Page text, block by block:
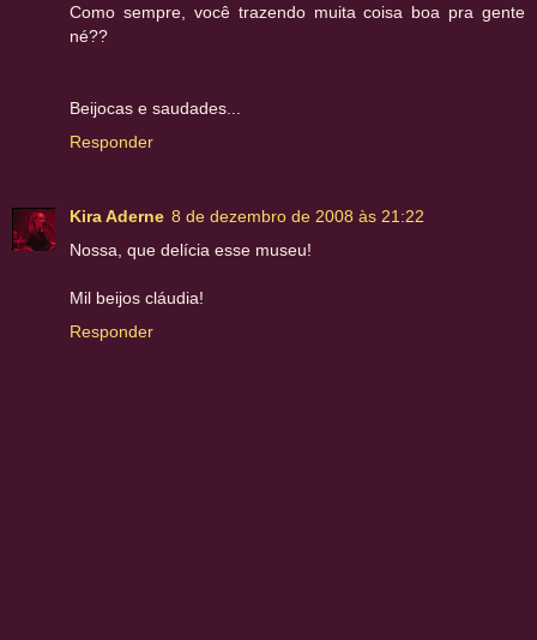
Como sempre, você trazendo muita coisa boa pra gente
né??
Beijocas e saudades...
Responder
Kira Aderne 8 de dezembro de 2008 às 21:22
Nossa, que delícia esse museu!
Mil beijos cláudia!
Responder